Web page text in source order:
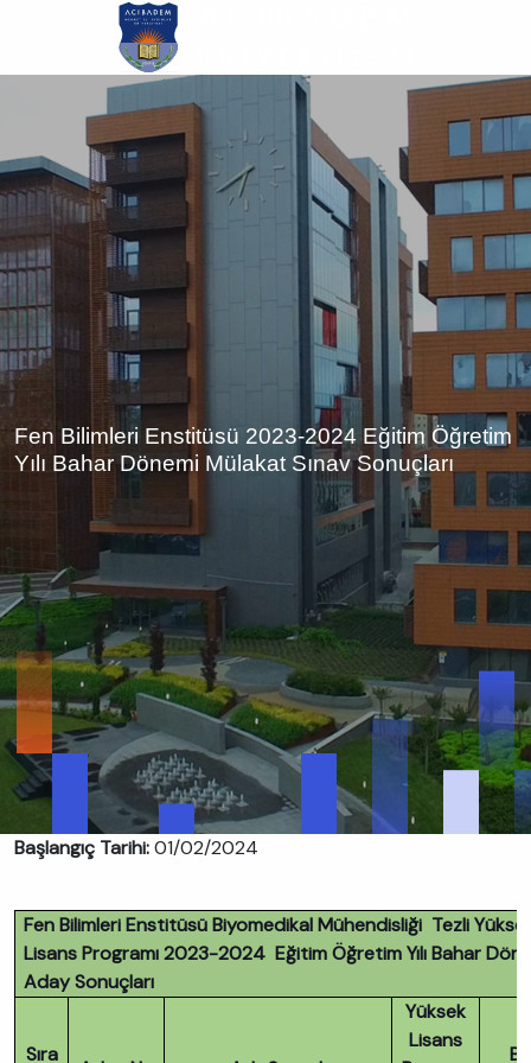
atla
Fen Bilimleri Enstitüsü 2023-2024 Eğitim Öğretim
Yılı Bahar Dönemi Mülakat Sınav Sonuçları
Başlangıç Tarihi:01/02/2024
Fen Bilimleri Enstitüsü Biyomedikal Mühendisliği Tezli
Lisans Programı 2023-2024 Eğitim Öğretim Yılı Bahar
Aday Sonuçları
Sıra
Yüksek
Lisans